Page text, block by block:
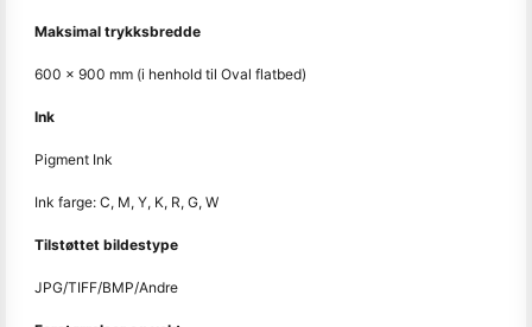
Maksimal trykksbredde
600 x 900 mm (i henhold til Oval flatbed)
Ink
Pigment Ink
Ink farge: C, M, Y, K, R, G, W
Tilstøttet bildestype
JPG/TIFF/BMP/Andre